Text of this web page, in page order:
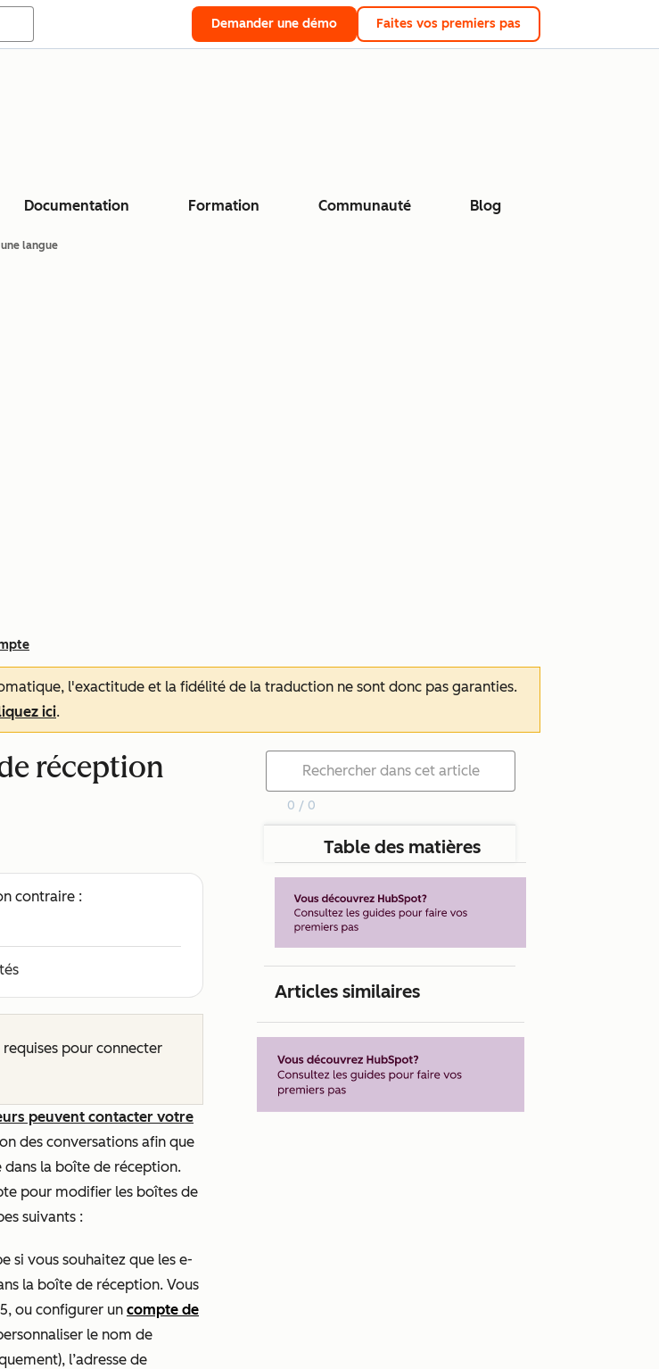
Demander une démo Faites vos premiers pas
Documentation Formation Communauté Blog
langue
l'exactitude et la fidélité de la traduction ne sont donc pas garanties.
ici.
réception
contraire :
requises pour connecter
peuvent contacter votre
des conversations afin que
dans la boîte de réception.
pour modifier les boîtes de
suivants :
si vous souhaitez que les e-
la boîte de réception. Vous
ou configurer un compte de
le nom de
l’adresse de
0 / 0
Table des matières
Articles similaires